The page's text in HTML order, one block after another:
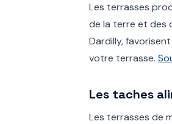
Les terrasses
de la terre et des
Dardilly,
votre terrasse.
Les taches
Les terrasses de